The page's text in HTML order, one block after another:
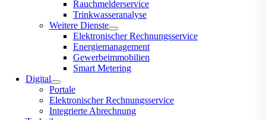
Rauchmelderservice
Trinkwasseranalyse
Weitere Dienste
Elektronischer Rechnungsservice
Energiemanagement
Gewerbeimmobilien
Smart Metering
Digital
Portale
Elektronischer Rechnungsservice
Integrierte Abrechnung